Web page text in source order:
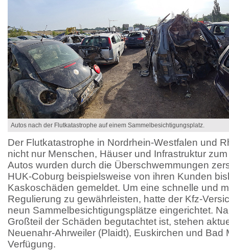
Autos nach der Flutkatastrophe auf einem Sammelbesichtigungsplatz.
Der Flutkatastrophe in Nordrhein-Westfalen und
nicht nur Menschen, Häuser und Infrastruktur
Autos wurden durch die Überschwemmungen
HUK-Coburg beispielsweise von ihren Kunden
Kaskoschäden gemeldet. Um eine schnelle und
Regulierung zu gewährleisten, hatte der Kfz-
neun Sammelbesichtigungsplätze eingerichtet.
Großteil der Schäden begutachtet ist, stehen
Neuenahr-Ahrweiler (Plaidt), Euskirchen und Bad
Verfügung.